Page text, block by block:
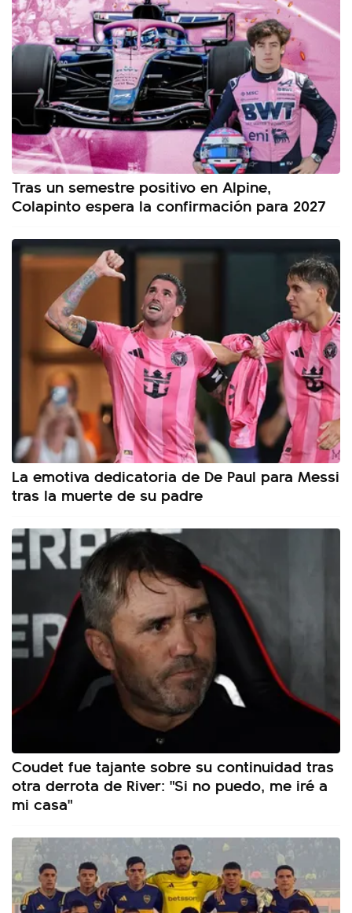
Tras un semestre positivo en Alpine,
Colapinto espera la confirmación para 2027
La emotiva dedicatoria de De Paul para Messi
tras la muerte de su padre
Coudet fue tajante sobre su continuidad tras
otra derrota de River: "Si no puedo, me iré a
mi casa"